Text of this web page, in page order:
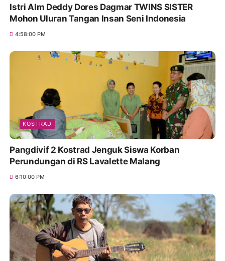
Istri Alm Deddy Dores Dagmar TWINS SISTER
Mohon Uluran Tangan Insan Seni Indonesia
4:58:00 PM
KOSTRAD
Pangdivif 2 Kostrad Jenguk Siswa Korban
Perundungan di RS Lavalette Malang
6:10:00 PM